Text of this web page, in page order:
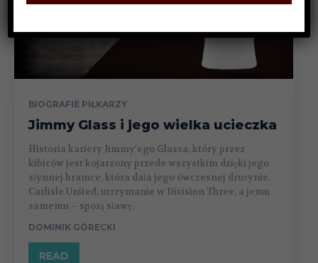
BIOGRAFIE PIŁKARZY
Jimmy Glass i jego wielka ucieczka
Historia kariery Jimmy'ego Glassa, który przez
kibiców jest kojarzony przede wszystkim dzięki jego
słynnej bramce, która dała jego ówczesnej drużynie,
Carlisle United, utrzymanie w Division Three, a jemu
samemu – sporą sławę.
DOMINIK GÓRECKI
READ